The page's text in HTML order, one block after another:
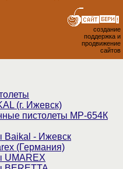
создание
поддержка и
продвижение
сайтов
(г. Ижевск)
пистолеты МР-654К
Baikal - Ижевск
(Германия)
UMAREX